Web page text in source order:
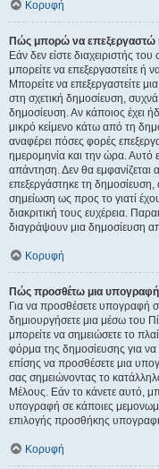
Κορυφή
Πώς μπορώ να επεξεργαστώ
Εάν δεν είστε διαχειριστής
μπορείτε να επεξεργαστείτε ή
Μπορείτε να επεξεργαστείτε
στη σχετική δημοσίευση,
δημοσίευση. Αν κάποιος έχει
μικρό κείμενο κάτω από τη
αναφέρει πόσες φορές
ημερομηνία και την ώρα. Αυτό
απάντηση. Δεν θα εμφανίζεται
επεξεργάστηκε τη
σημείωση ως προς το γιατί
διακριτική τους ευχέρεια.
διαγράψουν μια δημοσίευση
Κορυφή
Πώς προσθέτω μια
Για να προσθέσετε υπογραφή
δημιουργήσετε μια μέσω του
μπορείτε να σημειώσετε το
φόρμα της δημοσίευσης για
επίσης να προσθέσετε μια
σας σημειώνοντας το
Μέλους. Εάν το κάνετε αυτό,
υπογραφή σε κάποιες
επιλογής προσθήκης
Κορυφή